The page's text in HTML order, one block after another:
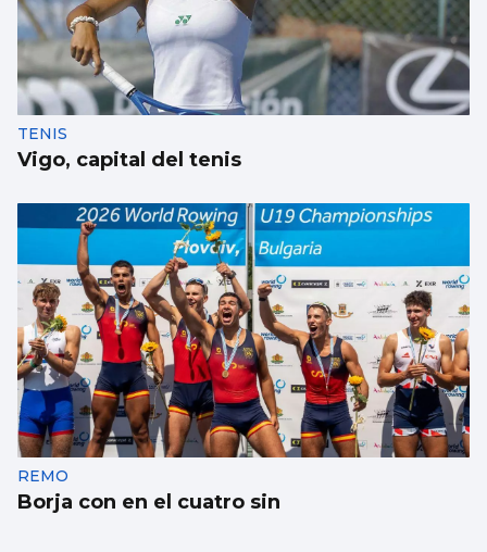
TENIS
Vigo, capital del tenis
REMO
Borja con en el cuatro sin